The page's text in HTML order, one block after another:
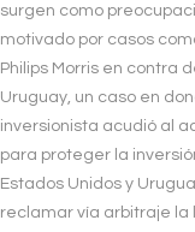
surgen como
motivado por casos
Philips Morris en contra
Uruguay, un caso en
inversionista acudió al
para proteger la
Estados Unidos y
reclamar vía arbitraje la